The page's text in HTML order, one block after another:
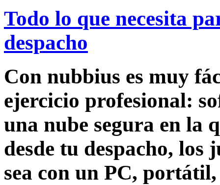
Todo lo que necesita
despacho
Con nubbius es muy
ejercicio profesional:
una nube segura en la
desde tu despacho,
sea con un PC, portátil,